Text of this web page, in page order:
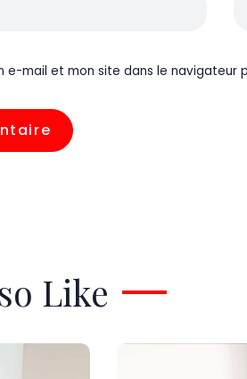
e-mail et mon site dans le navigateur
Like